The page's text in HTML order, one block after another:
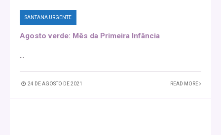
SANTANA URGENTE
Agosto verde: Mês da Primeira Infância
...
24 DE AGOSTO DE 2021 READ MORE